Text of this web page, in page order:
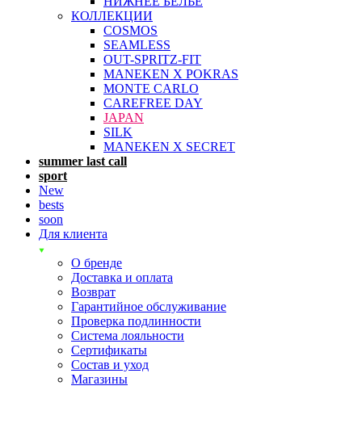
КОЛЛЕКЦИИ
COSMOS
SEAMLESS
OUT-SPRITZ-FIT
MANEKEN X POKRAS
MONTE CARLO
CAREFREE DAY
JAPAN
SILK
MANEKEN X SECRET
summer last call
sport
New
bests
soon
Для клиента
О бренде
Доставка и оплата
Возврат
Гарантийное обслуживание
Проверка подлинности
Система лояльности
Сертификаты
Состав и уход
Магазины